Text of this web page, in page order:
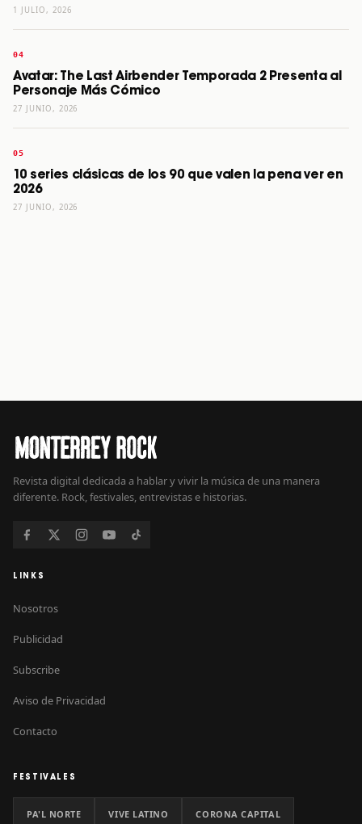
1 JULIO, 2026
Avatar: The Last Airbender Temporada 2 Presenta al
Personaje Más Cómico
27 JUNIO, 2026
10 series clásicas de los 90 que valen la pena ver en
2026
27 JUNIO, 2026
Revista digital dedicada a hablar y vivir la música de una manera
diferente. Rock, festivales, entrevistas e historias.
LINKS
Nosotros
Publicidad
Subscribe
Aviso de Privacidad
Contacto
FESTIVALES
PA'L NORTE VIVE LATINO CORONA CAPITAL